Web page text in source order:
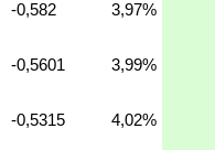
-0,582 3,97%
-0,5601 3,99%
-0,5315 4,02%